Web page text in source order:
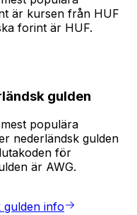
är kursen från HUF
forint är HUF.
gulden
populära
nederländsk gulden
för
är AWG.
info